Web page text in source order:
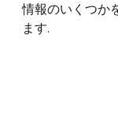
情報のいくつか
ます.